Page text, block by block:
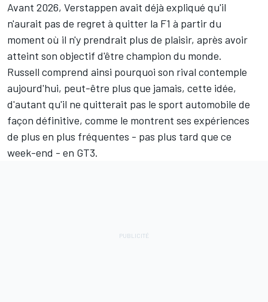
Avant 2026, Verstappen avait déjà expliqué qu'il
n'aurait pas de regret à quitter la F1 à partir du
moment où il n'y prendrait plus de plaisir, après avoir
atteint son objectif d'être champion du monde.
Russell comprend ainsi pourquoi son rival contemple
aujourd'hui, peut-être plus que jamais, cette idée,
d'autant qu'il ne quitterait pas le sport automobile de
façon définitive, comme le montrent ses expériences
de plus en plus fréquentes - pas plus tard que ce
week-end - en GT3.